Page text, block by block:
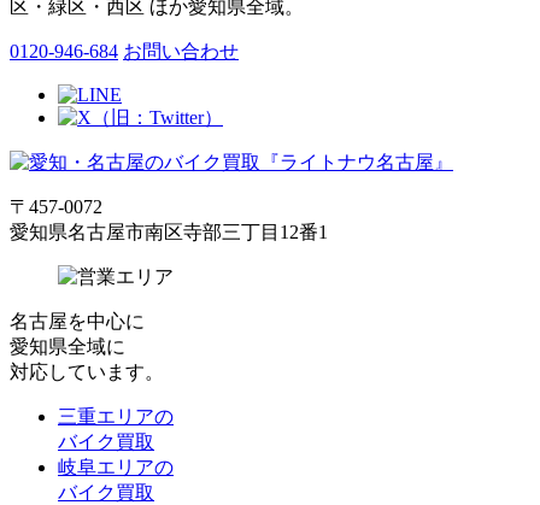
区・緑区・西区 ほか愛知県全域。
0120-946-684 お問い合わせ
〒457-0072
愛知県名古屋市南区寺部三丁目12番1
名古屋を中心に
愛知県全域に
対応しています。
三重エリアの
バイク買取
岐阜エリアの
バイク買取